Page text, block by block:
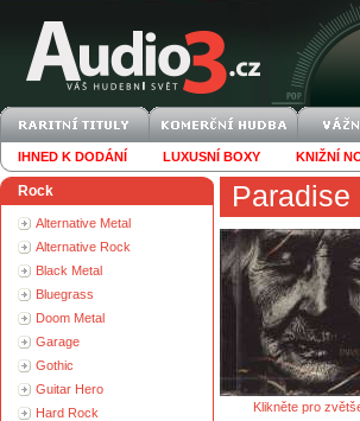
IHNED K DODÁNÍ LUXUSNÍ BOXY KNIŽNÍ
Rock
Alternative Metal
Alternative Rock
Black Metal
Bluegrass
Doom Metal
Garage
Gothic
Guitar Hero
Hard Rock
Paradise
Klikněte pro